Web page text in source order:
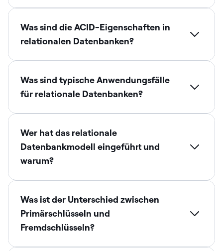
Was sind die ACID-Eigenschaften in
relationalen Datenbanken?
Was sind typische Anwendungsfälle
für relationale Datenbanken?
Wer hat das relationale
Datenbankmodell eingeführt und
warum?
Was ist der Unterschied zwischen
Primärschlüsseln und
Fremdschlüsseln?